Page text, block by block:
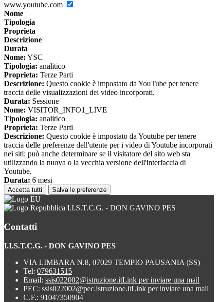
www.youtube.com
Nome
Tipologia
Proprieta
Descrizione
Durata
Nome: YSC
Tipologia: analitico
Proprieta: Terze Parti
Descrizione: Questo cookie è impostato da YouTube per tenere
traccia delle visualizzazioni dei video incorporati.
Durata: Sessione
Nome: VISITOR_INFO1_LIVE
Tipologia: analitico
Proprieta: Terze Parti
Descrizione: Questo cookie è impostato da Youtube per tenere
traccia delle preferenze dell'utente per i video di Youtube incorporati
nei siti; può anche determinare se il visitatore del sito web sta
utilizzando la nuova o la vecchia versione dell'interfaccia di
Youtube.
Durata: 6 mesi
Accetta tutti Salva le preferenze
I.I.S.T.C.G. - DON GAVINO PES
Contatti
I.I.S.T.C.G. - DON GAVINO PES
VIA LIMBARA N.8, 07029 TEMPIO PAUSANIA (SS)
Tel: 079631515
Email: ssis022002@istruzione.itLink per inviare una mail
PEC: ssis022002@pec.istruzione.itLink per inviare una mail
C.F.: 91047350904